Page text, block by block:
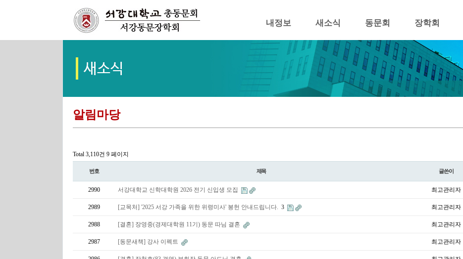
내정보 새소식 동문회 장학회
알림마당
Total 3,110건 9 페이지
번호 제목 글쓴이
2990 서강대학교 신학대학원 2026 전기 신입생 모집 최고관리자
2989 [교목처] '2025 서강 가족을 위한 위령미사' 봉헌 안내드립니다. 3 최고관리자
2988 [결혼] 장영중(경제대학원 11기) 동문 따님 결혼 최고관리자
2987 [동문새책] 강사 이펙트 최고관리자